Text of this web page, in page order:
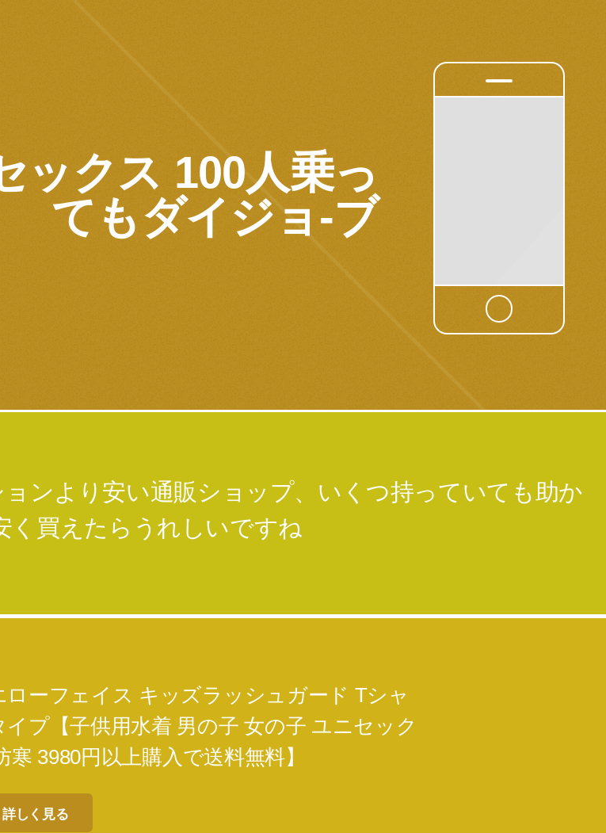
ックス 100人乗っ
てもダイジョ-ブ
ンより安い通販ショップ、いくつ持っていても助か
く買えたらうれしいですね
ローフェイス キッズラッシュガード Tシャ
イプ【子供用水着 男の子 女の子 ユニセック
寒 3980円以上購入で送料無料】
詳しく見る